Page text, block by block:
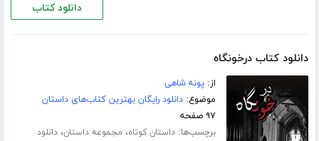
دانلود کتاب
دانلود کتاب درخونگاه
از:پونه شاهی
موضوع:دانلود رایگان بهترین کتاب‌های داستان
۹۷ صفحه
برچسب‌ها:داستان کوتاه، مجموعه داستان،دانلود